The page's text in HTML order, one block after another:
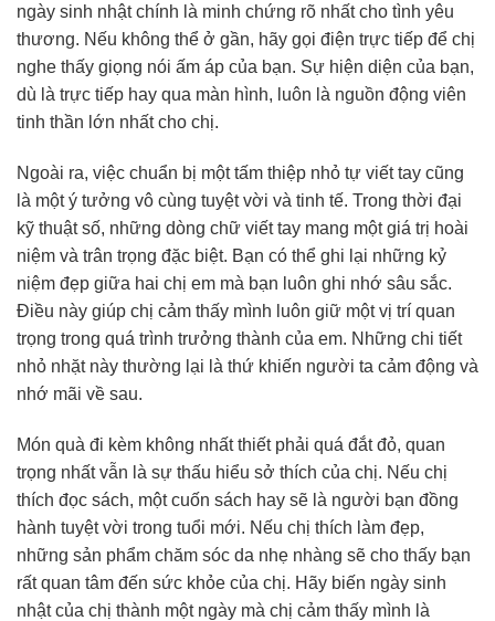
ngày sinh nhật chính là minh chứng rõ nhất cho tình yêu
thương. Nếu không thể ở gần, hãy gọi điện trực tiếp để chị
nghe thấy giọng nói ấm áp của bạn. Sự hiện diện của bạn,
dù là trực tiếp hay qua màn hình, luôn là nguồn động viên
tinh thần lớn nhất cho chị.
Ngoài ra, việc chuẩn bị một tấm thiệp nhỏ tự viết tay cũng
là một ý tưởng vô cùng tuyệt vời và tinh tế. Trong thời đại
kỹ thuật số, những dòng chữ viết tay mang một giá trị hoài
niệm và trân trọng đặc biệt. Bạn có thể ghi lại những kỷ
niệm đẹp giữa hai chị em mà bạn luôn ghi nhớ sâu sắc.
Điều này giúp chị cảm thấy mình luôn giữ một vị trí quan
trọng trong quá trình trưởng thành của em. Những chi tiết
nhỏ nhặt này thường lại là thứ khiến người ta cảm động và
nhớ mãi về sau.
Món quà đi kèm không nhất thiết phải quá đắt đỏ, quan
trọng nhất vẫn là sự thấu hiểu sở thích của chị. Nếu chị
thích đọc sách, một cuốn sách hay sẽ là người bạn đồng
hành tuyệt vời trong tuổi mới. Nếu chị thích làm đẹp,
những sản phẩm chăm sóc da nhẹ nhàng sẽ cho thấy bạn
rất quan tâm đến sức khỏe của chị. Hãy biến ngày sinh
nhật của chị thành một ngày mà chị cảm thấy mình là